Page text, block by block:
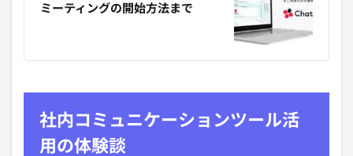
ミーティングの開始方法まで
社内コミュニケーションツール活
用の体験談